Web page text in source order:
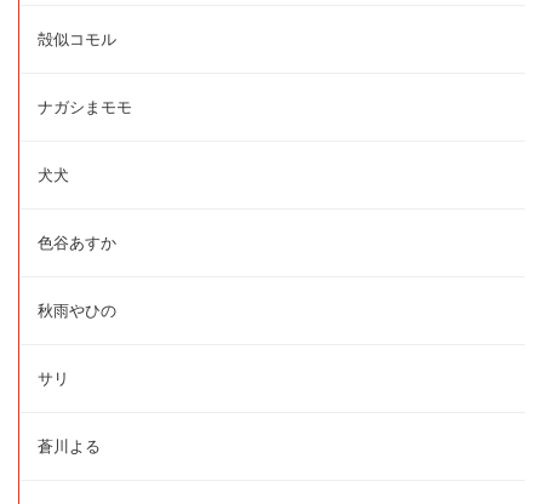
殻似コモル
ナガシまモモ
犬犬
色谷あすか
秋雨やひの
サリ
蒼川よる